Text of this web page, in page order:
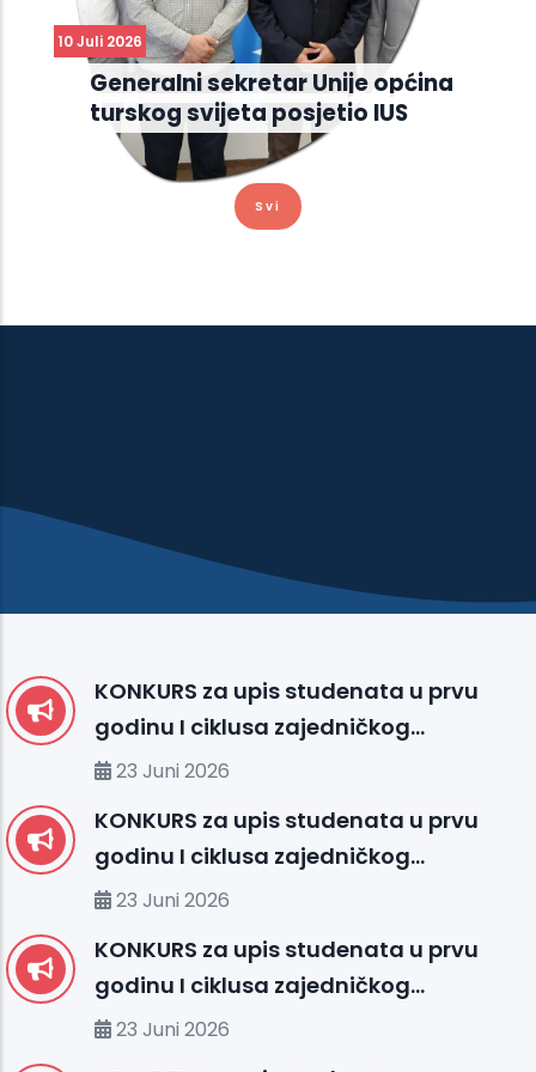
10 Juli 2026
Generalni sekretar Unije općina
turskog svijeta posjetio IUS
Svi
KONKURS za upis studenata u prvu
godinu I ciklusa zajedničkog
međunarodnog studija
organizacionih jedinica IUS FMS-a u
studijskoj 2026/2027. godini
23 Juni 2026
KONKURS za upis studenata u prvu
godinu I ciklusa zajedničkog
međunarodnog studija
organizacionih jedinica IUS-a u
studijskoj 2026/2027. godini
23 Juni 2026
KONKURS za upis studenata u prvu
godinu I ciklusa zajedničkog
međunarodnog studija
23 Juni 2026